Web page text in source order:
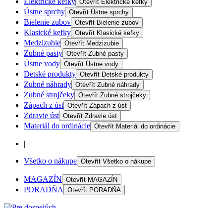
Otevřít Elektrické kefky
Ústne sprchy Otevřít Ústne sprchy
Bielenie zubov Otevřít Bielenie zubov
Klasické kefky Otevřít Klasické kefky
Medzizubie Otevřít Medzizubie
Zubné pasty Otevřít Zubné pasty
Ústne vody Otevřít Ústne vody
Detské produkty Otevřít Detské produkty
Zubné náhrady Otevřít Zubné náhrady
Zubné strojčeky Otevřít Zubné strojčeky
Zápach z úst Otevřít Zápach z úst
Zdravie úst Otevřít Zdravie úst
Materiál do ordinácie Otevřít Materiál do ordinácie
|
Všetko o nákupe Otevřít Všetko o nákupe
MAGAZÍN Otevřít MAGAZÍN
PORADŇA Otevřít PORADŇA